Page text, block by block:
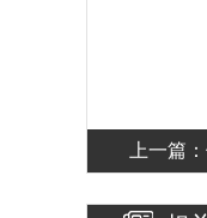
上一篇：